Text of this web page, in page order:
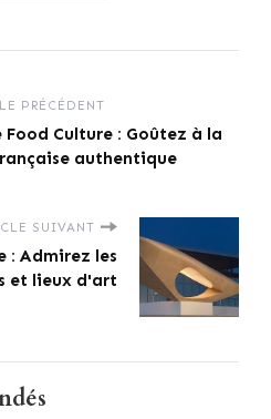
PRÉCÉDENT
Food Culture : Goûtez à la
authentique
SUIVANT
: Admirez les
et lieux d'art